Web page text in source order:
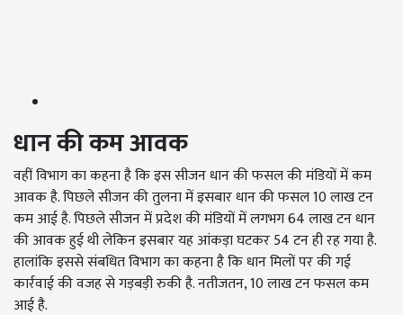
धान की कम आवक
वहीं विभाग का कहना है कि इस सीजन धान की फसल की मंडियों में कम
आवक है. पिछले सीजन की तुलना में इसबार धान की फसल 10 लाख टन
कम आई है. पिछले सीजन में प्रदेश की मंडियों में लगभग 64 लाख टन धान
की आवक हुई थी लेकिन इसबार यह आंकड़ा घटकर 54 टन ही रह गया है.
हालांकि इससे संबधित विभाग का कहना है कि धान मिलों पर की गई
कार्रवाई की वजह से गड़बड़ी रुकी है. नतीजतन, 10 लाख टन फसल कम
आई है.